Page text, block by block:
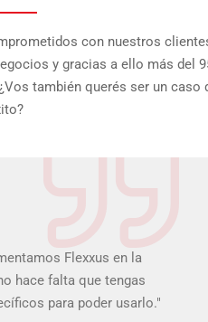
con nuestros
y gracias a ello más del
también querés ser un caso
Flexxus en la
hace falta que tengas
para poder usarlo."